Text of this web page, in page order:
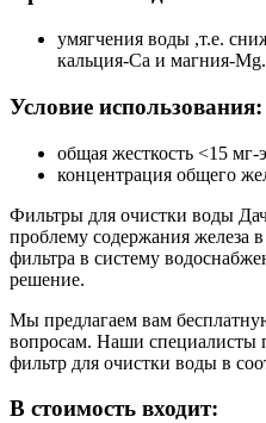
умягчения воды ,т.е.
кальция-Ca и магния-Mg.
Условие использования:
общая жесткость <15 мг-
концентрация общего
Фильтры для очистки воды
проблему содержания железа
фильтра в систему
решение.
Мы предлагаем вам
вопросам. Наши специалисты
фильтр для очистки воды в
В стоимость входит: